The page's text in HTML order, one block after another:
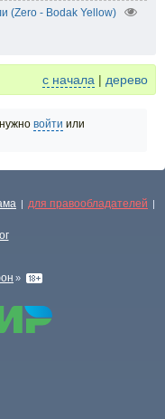
(Zero - Bodak Yellow)
с начала | дерево
войти или
| для правообладателей |
»